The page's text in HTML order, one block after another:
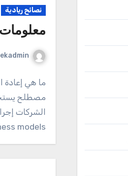
نصائح ريادية
مصطلح
الشركات
models…